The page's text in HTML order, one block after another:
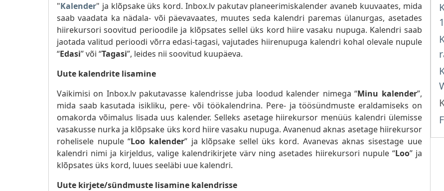
"Kalender" ja klõpsake üks kord. Inbox.lv pakutav planeerimiskalender avaneb kuuvaates, mida
saab vaadata ka nädala- või päevavaates, muutes seda kalendri paremas ülanurgas, asetades
hiirekursori soovitud perioodile ja klõpsates sellel üks kord hiire vasaku nupuga. Kalendri saab
jaotada valitud perioodi võrra edasi-tagasi, vajutades hiirenupuga kalendri kohal olevale nupule
“Edasi” või “Tagasi”, leides nii soovitud kuupäeva.
Uute kalendrite lisamine
Vaikimisi on Inbox.lv pakutavasse kalendrisse juba loodud kalender nimega “Minu kalender”,
mida saab kasutada isikliku, pere- või töökalendrina. Pere- ja töösündmuste eraldamiseks on
omakorda võimalus lisada uus kalender. Selleks asetage hiirekursor menüüs kalendri ülemisse
vasakusse nurka ja klõpsake üks kord hiire vasaku nupuga. Avanenud aknas asetage hiirekursor
rohelisele nupule “Loo kalender” ja klõpsake sellel üks kord. Avanevas aknas sisestage uue
kalendri nimi ja kirjeldus, valige kalendrikirjete värv ning asetades hiirekursori nupule “Loo” ja
klõpsates üks kord, luues seeläbi uue kalendri.
Uute kirjete/sündmuste lisamine kalendrisse